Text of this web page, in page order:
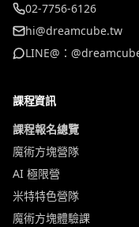
02-7756-6126
hi@dreamcube.tw
LINE@：
課程資訊
課程報名總覽
魔術方塊營隊
AI 極限營
米特特色營隊
魔術方塊體驗課